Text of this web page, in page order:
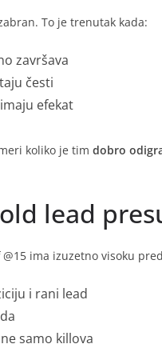
To je trenutak kada:
završava
česti
efekat
koliko je tim dobro
lead
ima izuzetno visoku
i rani lead
samo killova